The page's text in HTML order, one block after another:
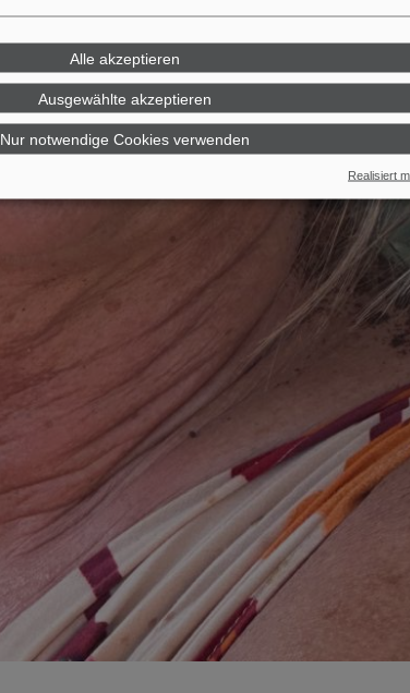
Nur notwendige Cookies verwenden
Ausgewählte akzeptieren
Alle akzeptieren
Realisiert